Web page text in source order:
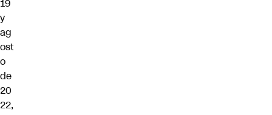
19
y
ag
ost
o
de
20
22,